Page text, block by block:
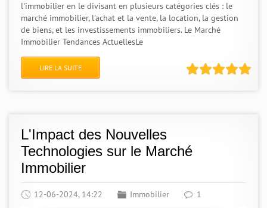
l'immobilier en le divisant en plusieurs catégories clés : le
marché immobilier, l'achat et la vente, la location, la gestion
de biens, et les investissements immobiliers. Le Marché
Immobilier Tendances ActuellesLe
LIRE LA SUITE
L'Impact des Nouvelles
Technologies sur le Marché
Immobilier
12-06-2024, 14:22 Immobilier 1